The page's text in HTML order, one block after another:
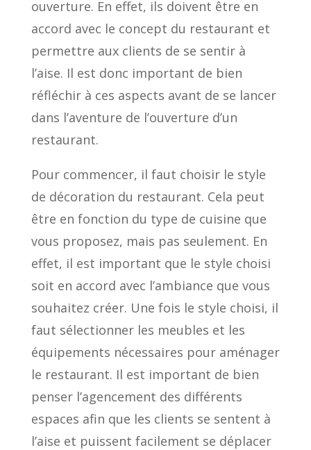
ouverture. En effet, ils doivent être en
accord avec le concept du restaurant et
permettre aux clients de se sentir à
l’aise. Il est donc important de bien
réfléchir à ces aspects avant de se lancer
dans l’aventure de l’ouverture d’un
restaurant.
Pour commencer, il faut choisir le style
de décoration du restaurant. Cela peut
être en fonction du type de cuisine que
vous proposez, mais pas seulement. En
effet, il est important que le style choisi
soit en accord avec l’ambiance que vous
souhaitez créer. Une fois le style choisi, il
faut sélectionner les meubles et les
équipements nécessaires pour aménager
le restaurant. Il est important de bien
penser l’agencement des différents
espaces afin que les clients se sentent à
l’aise et puissent facilement se déplacer